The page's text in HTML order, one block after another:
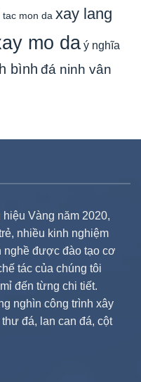
tac mon da xay lang
mo da ý nghĩa
bình đá ninh vân
Vàng năm 2020,
nhiều kinh nghiệm
nghề được đào tạo cơ
tác của chúng tôi
đến từng chi tiết.
nghìn công trình xây
đá, lan can đá, cột